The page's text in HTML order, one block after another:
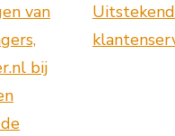
van
bij